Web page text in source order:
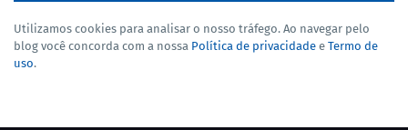
Utilizamos cookies para analisar o nosso tráfego. Ao navegar pelo
blog você concorda com a nossa Política de privacidade e Termo de
uso.